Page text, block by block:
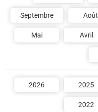
Septembre Août
Mai Avril
2026 2025
2022